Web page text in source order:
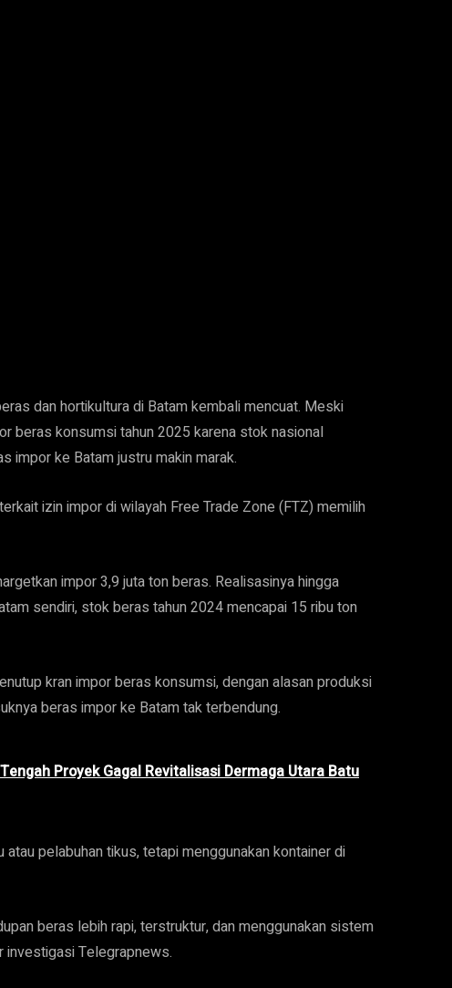
dan hortikultura di Batam kembali mencuat. Meski
beras konsumsi tahun 2025 karena stok nasional
impor ke Batam justru makin marak.
izin impor di wilayah Free Trade Zone (FTZ) memilih
impor 3,9 juta ton beras. Realisasinya hingga
sendiri, stok beras tahun 2024 mencapai 15 ribu ton
kran impor beras konsumsi, dengan alasan produksi
beras impor ke Batam tak terbendung.
Proyek Gagal Revitalisasi Dermaga Utara Batu
pelabuhan tikus, tetapi menggunakan kontainer di
beras lebih rapi, terstruktur, dan menggunakan sistem
investigasi Telegrapnews.